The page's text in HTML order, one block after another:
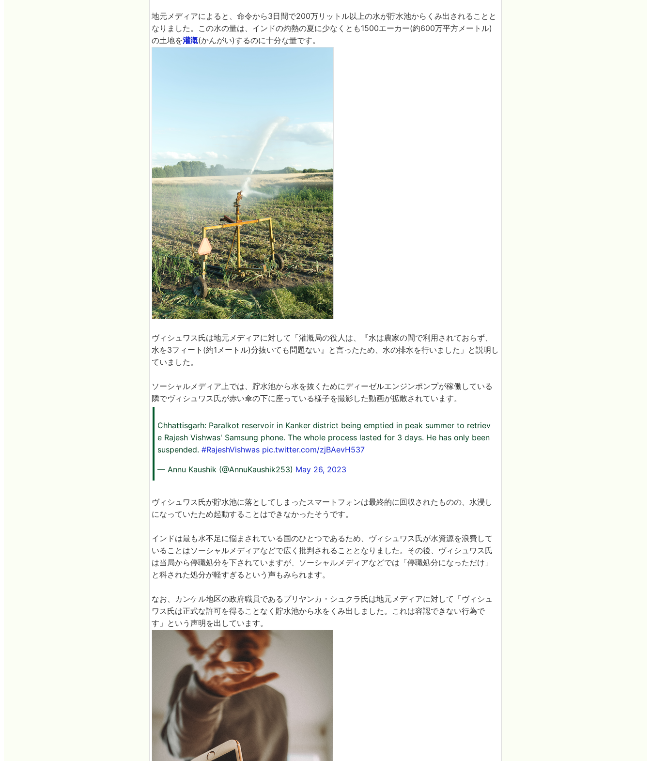
地元メディアによると、命令から3日間で200万リットル以上の水が貯水池からくみ出されることと
なりました。この水の量は、インドの灼熱の夏に少なくとも1500エーカー(約600万平方メートル)
の土地を灌漑(かんがい)するのに十分な量です。
ヴィシュワス氏は地元メディアに対して「灌漑局の役人は、『水は農家の間で利用されておらず、
水を3フィート(約1メートル)分抜いても問題ない』と言ったため、水の排水を行いました」と説明し
ていました。
ソーシャルメディア上では、貯水池から水を抜くためにディーゼルエンジンポンプが稼働している
隣でヴィシュワス氏が赤い傘の下に座っている様子を撮影した動画が拡散されています。
Chhattisgarh: Paralkot reservoir in Kanker district being emptied in peak summer to retriev
e Rajesh Vishwas' Samsung phone. The whole process lasted for 3 days. He has only been
suspended. #RajeshVishwas pic.twitter.com/zjBAevH537
— Annu Kaushik (@AnnuKaushik253) May 26, 2023
ヴィシュワス氏が貯水池に落としてしまったスマートフォンは最終的に回収されたものの、水浸し
になっていたため起動することはできなかったそうです。
インドは最も水不足に悩まされている国のひとつであるため、ヴィシュワス氏が水資源を浪費して
いることはソーシャルメディアなどで広く批判されることとなりました。その後、ヴィシュワス氏
は当局から停職処分を下されていますが、ソーシャルメディアなどでは「停職処分になっただけ」
と科された処分が軽すぎるという声もみられます。
なお、カンケル地区の政府職員であるプリヤンカ・シュクラ氏は地元メディアに対して「ヴィシュ
ワス氏は正式な許可を得ることなく貯水池から水をくみ出しました。これは容認できない行為で
す」という声明を出しています。